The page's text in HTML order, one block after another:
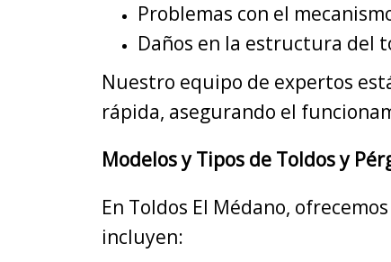
Problemas con el
Daños en la estructura del
Nuestro equipo de expertos
rápida, asegurando el
Modelos y Tipos de Toldos y
En Toldos El Médano,
incluyen: